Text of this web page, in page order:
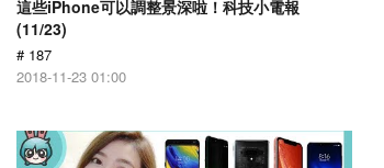
這些iPhone可以調整景深啦！科技小電報
(11/23)
# 187
2018-11-23 01:00